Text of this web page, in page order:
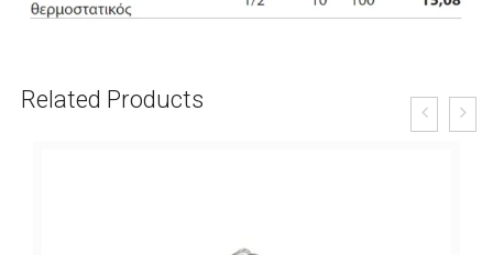
Related Products